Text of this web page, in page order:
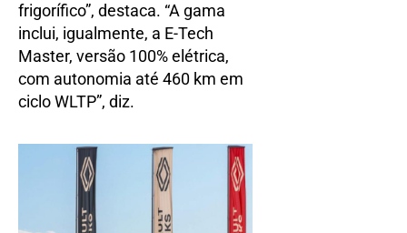
frigorífico”, destaca. “A gama
inclui, igualmente, a E-Tech
Master, versão 100% elétrica,
com autonomia até 460 km em
ciclo WLTP”, diz.